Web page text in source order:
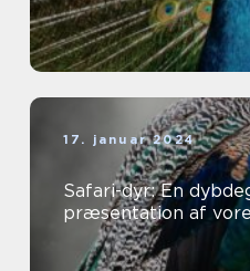
17. januar 2024
Safari-dyr: En
præsentation af